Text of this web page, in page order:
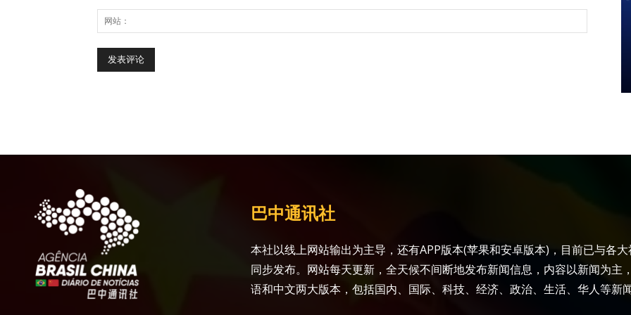
巴中通讯社
本社以线上网站输出为主导，还有APP版本(苹果和安卓版本)，目前已与各
同步发布。网站每天更新，全天候不间断地发布新闻信息，内容以新闻为主
语和中文两大版本，包括国内、国际、科技、经济、政治、生活、华人等新